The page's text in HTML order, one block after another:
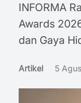
INFORMA
Awards
dan Gaya
Artikel 5